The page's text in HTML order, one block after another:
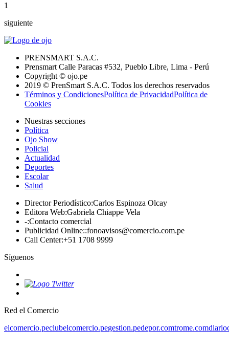
1
siguiente
PRENSMART S.A.C.
Prensmart Calle Paracas #532, Pueblo Libre, Lima - Perú
Copyright © ojo.pe
2019 © PrenSmart S.A.C. Todos los derechos reservados
Términos y CondicionesPolítica de PrivacidadPolítica de
Cookies
Nuestras secciones
Política
Ojo Show
Policial
Actualidad
Deportes
Escolar
Salud
Director Periodístico:Carlos Espinoza Olcay
Editora Web:Gabriela Chiappe Vela
-:Contacto comercial
Publicidad Online::fonoavisos@comercio.com.pe
Call Center:+51 1708 9999
Síguenos
Red el Comercio
elcomercio.peclubelcomercio.pegestion.pedepor.comtrome.com